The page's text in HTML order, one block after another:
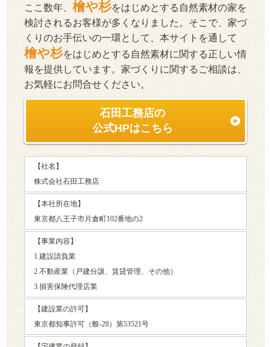
ここ数年、 檜や杉をはじめとする自然素材の家を
検討されるお客様が多くなりました。そこで、家づ
くりのお手伝いの一環として、本サイトを通して
檜や杉をはじめとする自然素材に関する正しい情
報を提供しています。家づくりに関するご相談は、
お気軽にお問合せください。
石田工務店の
公式HPはこちら
【社名】
株式会社石田工務店
【本社所在地】
東京都八王子市片倉町102番地の2
【事業内容】
1.建設請負業
2.不動産業（戸建分譲、賃貸管理、その他）
3.損害保険代理店業
【建設業の許可】
東京都知事許可（般-28）第53521号